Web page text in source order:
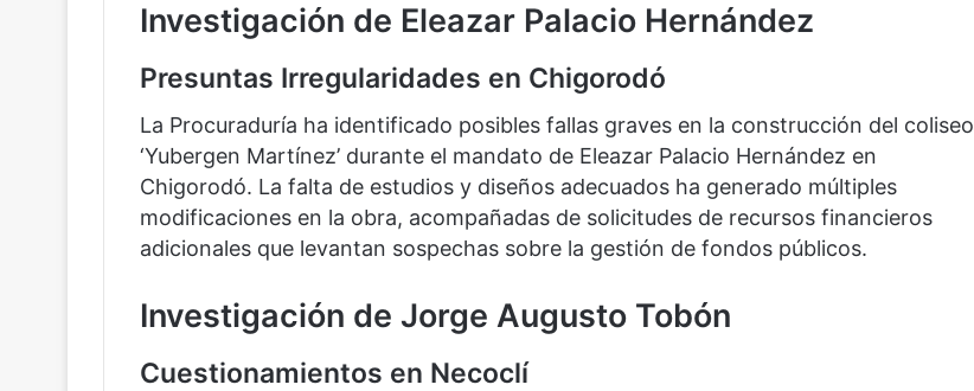
Investigación de Eleazar Palacio Hernández
Presuntas Irregularidades en Chigorodó
La Procuraduría ha identificado posibles fallas graves en la construcción del coliseo
‘Yubergen Martínez’ durante el mandato de Eleazar Palacio Hernández en
Chigorodó. La falta de estudios y diseños adecuados ha generado múltiples
modificaciones en la obra, acompañadas de solicitudes de recursos financieros
adicionales que levantan sospechas sobre la gestión de fondos públicos.
Investigación de Jorge Augusto Tobón
Cuestionamientos en Necoclí